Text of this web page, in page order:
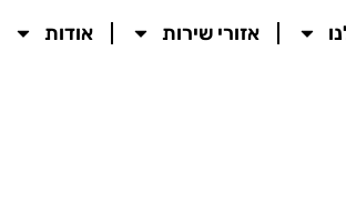
אזורי שירות אודות